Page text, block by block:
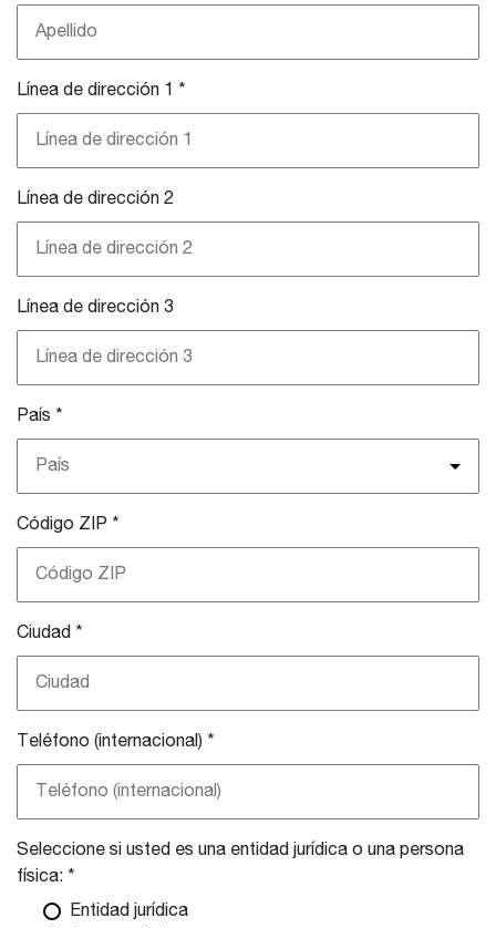
Línea de dirección 1 *
Línea de dirección 2
Línea de dirección 3
País *
País
Código ZIP *
Ciudad *
Teléfono (internacional) *
Seleccione si usted es una entidad jurídica o una persona
física: *
Entidad jurídica